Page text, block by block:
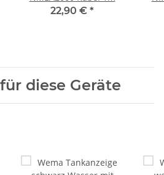
22,90 € *
diese Geräte